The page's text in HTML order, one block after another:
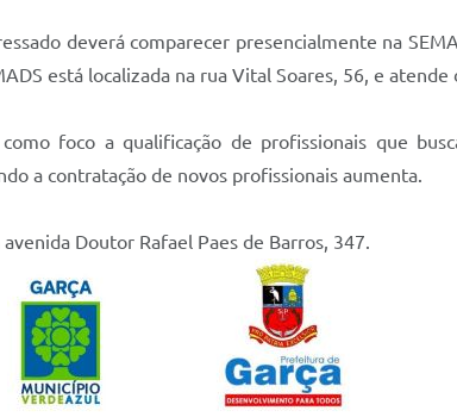
deverá comparecer presencialmente na
está localizada na rua Vital Soares, 56, e
foco a qualificação de profissionais que
a contratação de novos profissionais aumenta.
Doutor Rafael Paes de Barros, 347.